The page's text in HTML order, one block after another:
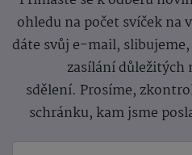
ohledu na počet svíček na
dáte svůj e-mail,
zasílání důležitých
sdělení. Prosíme,
schránku, kam jsme